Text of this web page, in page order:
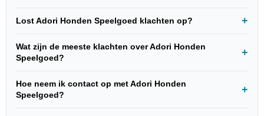
Lost Adori Honden Speelgoed klachten op?
Wat zijn de meeste klachten over Adori Honden
Speelgoed?
Hoe neem ik contact op met Adori Honden
Speelgoed?